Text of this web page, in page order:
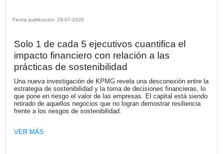
al beneficio de Mapfre en el primer
de 2026
La región se consolida como uno de los principales
Grupo, con un crecimiento de primas en la mayoría de
México.
VER MÁS